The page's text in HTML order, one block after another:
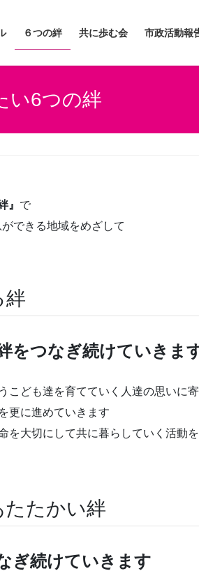
６つの絆 共に歩む会 市政活動報
い6つの絆
』 で
できる地域をめざして
絆
をつなぎ続けていきま
こども達を育てていく人達の思いに
更に進めていきます
を大切にして共に暮らしていく活動
たかい絆
ぎ続けていきます